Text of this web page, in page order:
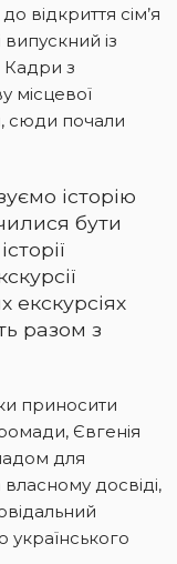
відкриття сім’я
із
Кадри з
місцевої
сюди почали
історію
бути
разом з
приносити
Євгенія
для
досвіді,
українського